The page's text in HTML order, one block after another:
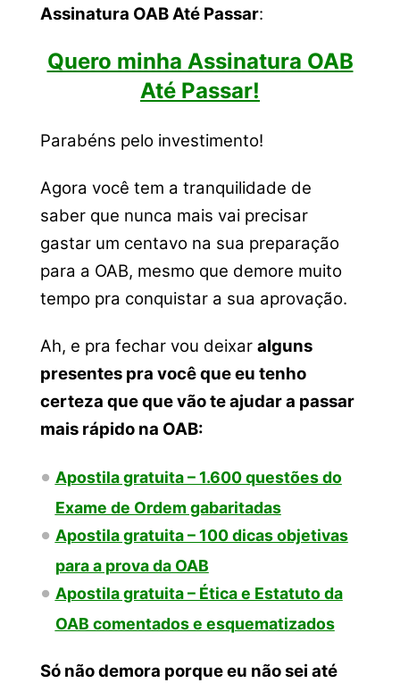
Assinatura OAB Até Passar:
Quero minha Assinatura OAB
Até Passar!
Parabéns pelo investimento!
Agora você tem a tranquilidade de
saber que nunca mais vai precisar
gastar um centavo na sua preparação
para a OAB, mesmo que demore muito
tempo pra conquistar a sua aprovação.
Ah, e pra fechar vou deixar alguns
presentes pra você que eu tenho
certeza que que vão te ajudar a passar
mais rápido na OAB:
Apostila gratuita – 1.600 questões do
Exame de Ordem gabaritadas
Apostila gratuita – 100 dicas objetivas
para a prova da OAB
Apostila gratuita – Ética e Estatuto da
OAB comentados e esquematizados
Só não demora porque eu não sei até